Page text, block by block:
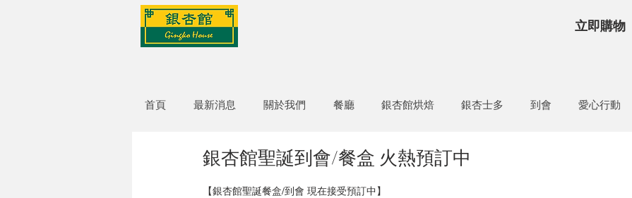
立即購物
首頁 最新消息 關於我們 餐廳 銀杏館烘焙 銀杏士多 到會 愛心行動
銀杏館聖誕到會/餐盒 火熱預訂中
【銀杏館聖誕餐盒/到會 現在接受預訂中】